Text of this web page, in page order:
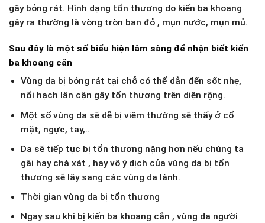
gây bỏng rát. Hình dạng tổn thương do kiến ba khoang
gây ra thường là vòng tròn ban đỏ , mụn nước, mụn mủ.
Sau đây là một số biểu hiện lâm sàng để nhận biết kiến
ba khoang cắn
Vùng da bị bỏng rát tại chỗ có thể dẫn đến sốt nhẹ,
nổi hạch lân cận gây tổn thương trên diện rộng.
Một số vùng da sẽ dễ bị viêm thường sẽ thấy ở cổ
mặt, ngực, tay,..
Da sẽ tiếp tục bị tổn thương nặng hơn nếu chúng ta
gãi hay chà xát , hay vô ý dịch của vùng da bị tổn
thương sẽ lây sang các vùng da lành.
Thời gian vùng da bị tổn thương
Ngay sau khi bị kiến ba khoang cắn , vùng da người